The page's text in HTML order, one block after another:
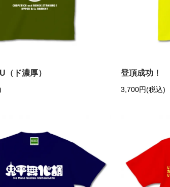
（ド濃厚） 登頂成功！
3,700円(税込)